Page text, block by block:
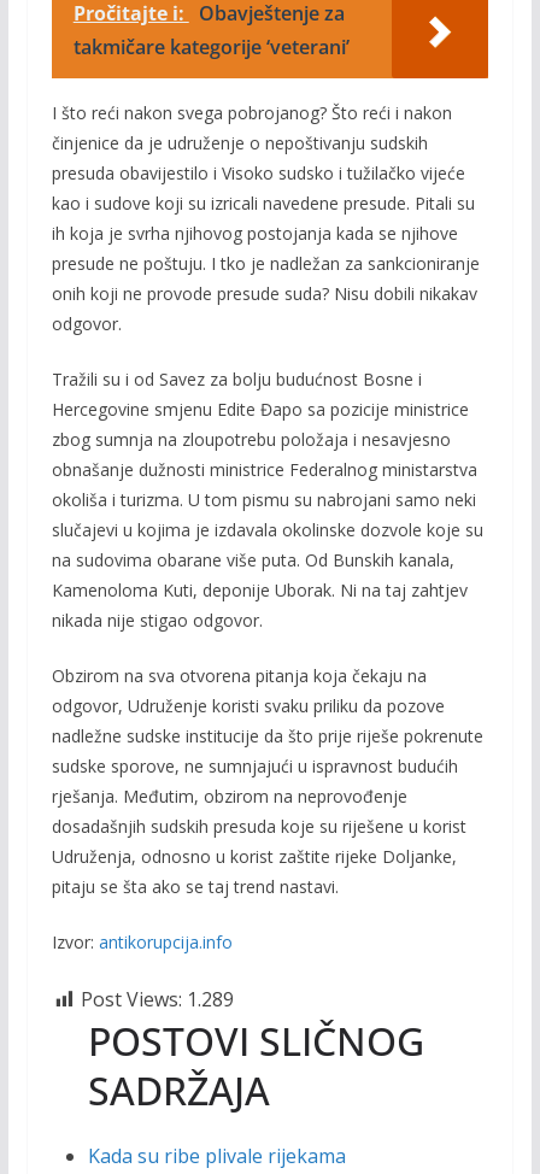
Pročitajte i:
Obavještenje za
takmičare kategorije ‘veterani’
I što reći nakon svega pobrojanog? Što reći i nakon
činjenice da je udruženje o nepoštivanju sudskih
presuda obavijestilo i Visoko sudsko i tužilačko vijeće
kao i sudove koji su izricali navedene presude. Pitali su
ih koja je svrha njihovog postojanja kada se njihove
presude ne poštuju. I tko je nadležan za sankcioniranje
onih koji ne provode presude suda? Nisu dobili nikakav
odgovor.
Tražili su i od Savez za bolju budućnost Bosne i
Hercegovine smjenu Edite Đapo sa pozicije ministrice
zbog sumnja na zloupotrebu položaja i nesavjesno
obnašanje dužnosti ministrice Federalnog ministarstva
okoliša i turizma. U tom pismu su nabrojani samo neki
slučajevi u kojima je izdavala okolinske dozvole koje su
na sudovima obarane više puta. Od Bunskih kanala,
Kamenoloma Kuti, deponije Uborak. Ni na taj zahtjev
nikada nije stigao odgovor.
Obzirom na sva otvorena pitanja koja čekaju na
odgovor, Udruženje koristi svaku priliku da pozove
nadležne sudske institucije da što prije riješe pokrenute
sudske sporove, ne sumnjajući u ispravnost budućih
rješanja. Međutim, obzirom na neprovođenje
dosadašnjih sudskih presuda koje su riješene u korist
Udruženja, odnosno u korist zaštite rijeke Doljanke,
pitaju se šta ako se taj trend nastavi.
Izvor: antikorupcija.info
Post Views: 1.289
POSTOVI SLIČNOG
SADRŽAJA
Kada su ribe plivale rijekama